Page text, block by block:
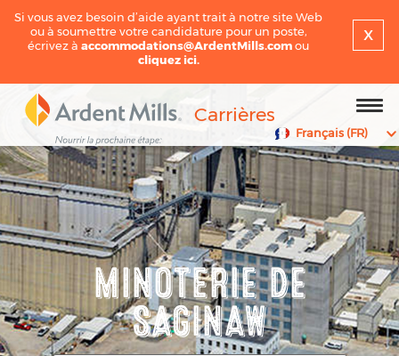
Si vous avez besoin d’aide ayant trait à notre site Web
ou à soumettre votre candidature pour un poste,
écrivez àaccommodations@ArdentMills.comou
cliquez ici.
x
Carrières
Français (FR)
MINOTERIE DE
SAGINAW